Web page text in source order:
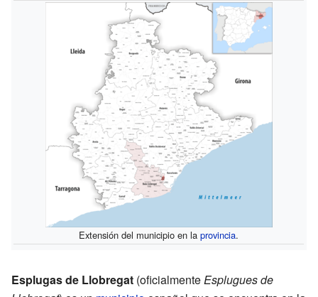
Extensión del municipio en laprovincia.
Esplugas de Llobregat (oficialmenteEsplugues de